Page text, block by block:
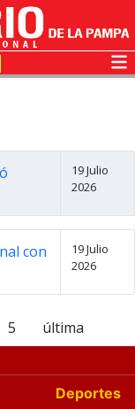
19 Julio
2026
con
19 Julio
2026
5 última
Deportes